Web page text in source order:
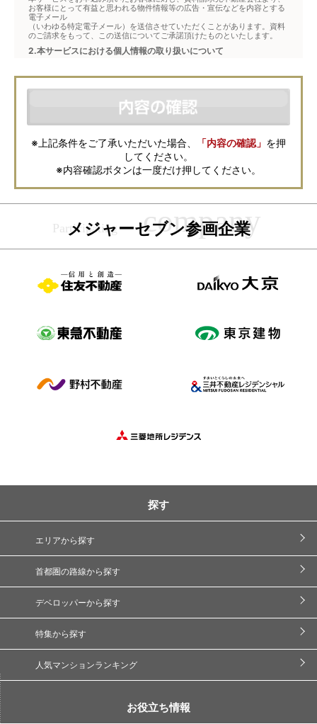
お客様にとって有益と思われる物件情報等の広告・宣伝などを内容とする
電子メール
（いわゆる特定電子メール）を送信させていただくことがあります。資料
のご請求をもって、この送信についてご承諾頂けたものといたします。
2.本サービスにおける個人情報の取り扱いについて
本フォームからお客様が記入・登録された個人情報は、ダイレクトメール
などの資料送付・電子メールの送信・電話連絡などの目的で資料請求先不
動産会社が利用・保管します。資料請求先不動産会社が保管する個人情報
の取扱いについては、各不動産会社に直接お問合せください。
また、上記とは別にメジャーセブンでは本サービスを円滑に運用するため
に、お客様の個人情報をサービスご利用の控えとして一定期間保管いたし
ます。 ご記入の内容が不明瞭で資料をお送りできない場合、その他当社が
本サービスを円滑に運用するために必要な範囲において、直接メジャーセ
ブンから確認のご連絡をさせていただくことがありますので、あらかじめ
ご了承ください。
メジャーセブンの個人情報の取扱い方針についてはこちらをご覧くださ
※上記条件をご了承いただいた場合、 「内容の確認」 を押
してください。
※内容確認ボタンは一度だけ押してください。
メジャーセブン参画企業
探す
エリアから探す
首都圏の路線から探す
デベロッパーから探す
特集から探す
人気マンションランキング
お役立ち情報